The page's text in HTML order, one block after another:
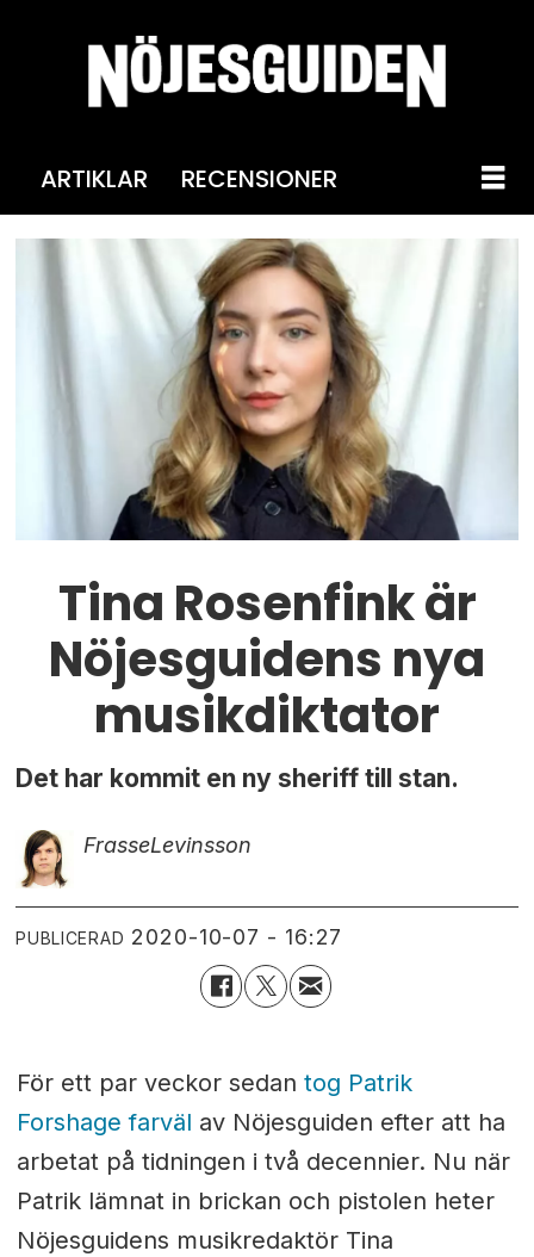
ARTIKLAR RECENSIONER
Tina Rosenfink är
Nöjesguidens nya
musikdiktator
Det har kommit en ny sheriff till stan.
FrasseLevinsson
PUBLICERAD 2020-10-07 - 16:27
För ett par veckor sedan tog Patrik
Forshage farväl av Nöjesguiden efter att ha
arbetat på tidningen i två decennier. Nu när
Patrik lämnat in brickan och pistolen heter
Nöjesguidens musikredaktör Tina